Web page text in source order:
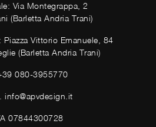
Via Montegrappa, 2
(Barletta Andria Trani)
Vittorio Emanuele, 84
(Barletta Andria Trani)
080-3955770
info@apvdesign.it
07844300728